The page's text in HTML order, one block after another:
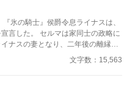
、申し上げたら貴方様は―――
『氷の騎士』侯爵令息ライナスは、
言した。 セルマは家同士の政略に
ナスの妻となり、二年後の離縁の
最初は冷たかったライナスだが次
がセルマは離縁の日が待ち遠し
文字数：15,563